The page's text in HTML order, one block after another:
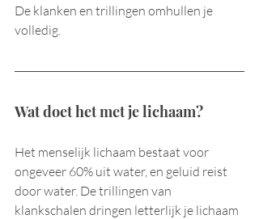
De klanken en trillingen omhullen je
volledig.
Wat doet het met je lichaam?
Het menselijk lichaam bestaat voor
ongeveer 60% uit water, en geluid reist
door water. De trillingen van
klankschalen dringen letterlijk je lichaam